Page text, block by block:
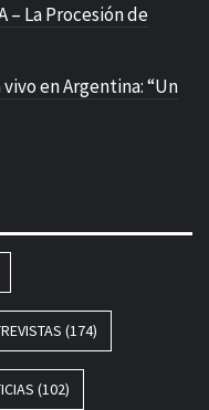
– La Procesión de
vivo en Argentina: “Un
(174)
(102)